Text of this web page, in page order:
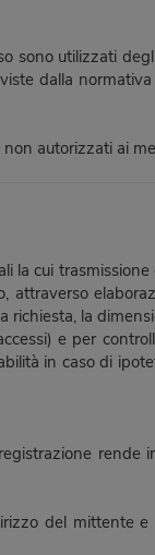
sono utilizzati
dalla
autorizzati ai
la cui
la
e per
in caso di
rende
del mittente